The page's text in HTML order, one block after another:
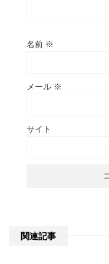
名前 ※
メール ※
サイト
関連記事